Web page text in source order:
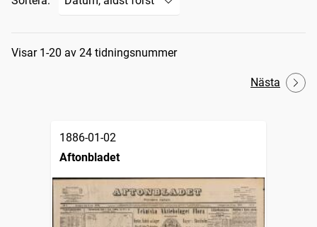
Sökresultat
Visar 1-20 av 24 tidningsnummer
Nästa
1886-01-02
Aftonbladet